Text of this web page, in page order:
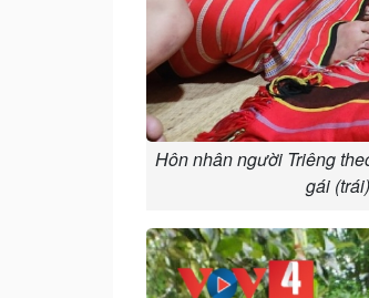
Hôn nhân người Triêng
gái